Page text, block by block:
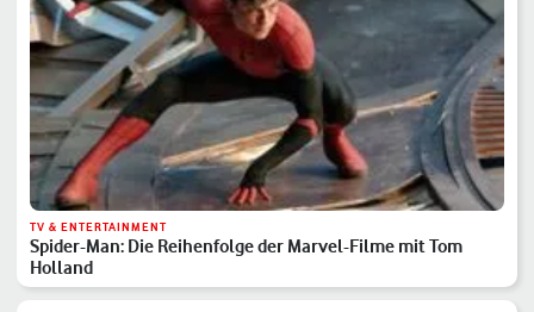
TV & ENTERTAINMENT
Spider-Man: Die Reihenfolge der Marvel-Filme mit Tom
Holland